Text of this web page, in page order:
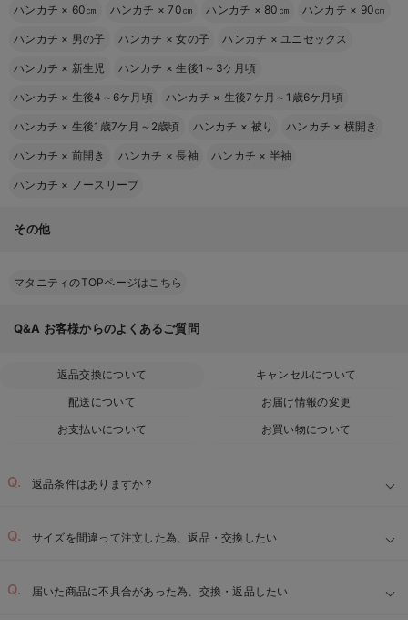
ハンカチ × 60㎝ ハンカチ ×70㎝ ハンカチ × 80㎝ ハンカチ × 90㎝
ハンカチ × 男の子 ハンカチ ×女の子 ハンカチ ×ユニセックス
ハンカチ × 新生児 ハンカチ ×生後1～3ケ月頃
ハンカチ × 生後4～6ケ月頃 ハンカチ × 生後7ケ月～1歳6ケ月頃
ハンカチ × 生後1歳7ケ月～2歳頃 ハンカチ × 被り ハンカチ × 横開き
ハンカチ × 前開き ハンカチ ×長袖 ハンカチ × 半袖
ハンカチ × ノースリーブ
その他
マタニティのTOPページはこちら
Q&A お客様からのよくあるご質問
返品交換について
キャンセルについて
配送について
お届け情報の変更
お支払いについて
お買い物について
返品条件はありますか？
サイズを間違って注文した為、返品・交換したい
届いた商品に不具合があった為、交換・返品したい